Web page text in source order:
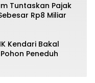
Tuntaskan Pajak
Rp8 Miliar
Kendari Bakal
Peneduh